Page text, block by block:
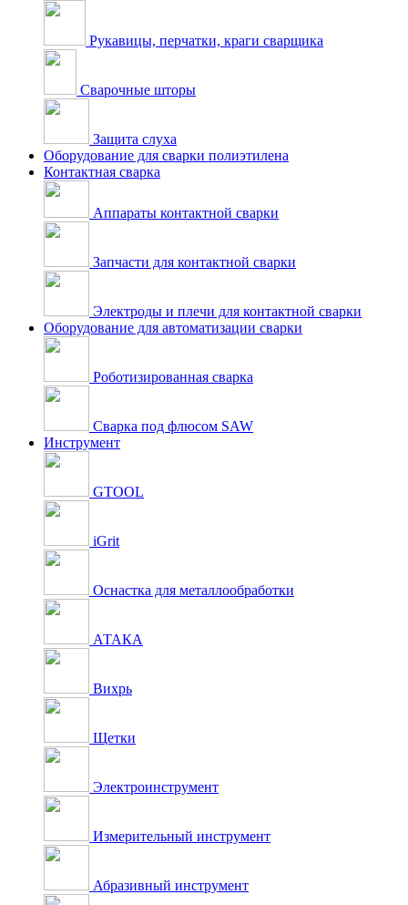
Рукавицы, перчатки, краги сварщика
Сварочные шторы
Защита слуха
Оборудование для сварки полиэтилена
Контактная сварка
Аппараты контактной сварки
Запчасти для контактной сварки
Электроды и плечи для контактной сварки
Оборудование для автоматизации сварки
Роботизированная сварка
Сварка под флюсом SAW
Инструмент
GTOOL
iGrit
Оснастка для металлообработки
АТАКА
Вихрь
Щетки
Электроинструмент
Измерительный инструмент
Абразивный инструмент